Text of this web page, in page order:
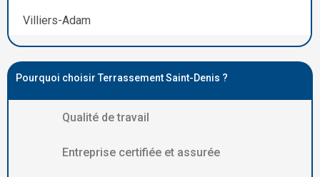
Villiers-Adam
Pourquoi choisir Terrassement Saint-Denis ?
Qualité de travail
Entreprise certifiée et assurée